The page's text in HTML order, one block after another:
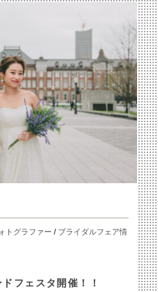
トグラファー / ブライダルフェア情
フェスタ開催！！